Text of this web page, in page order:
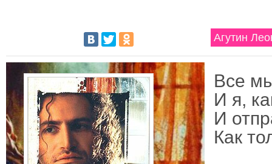
Агутин
Все
И я,
И
Как